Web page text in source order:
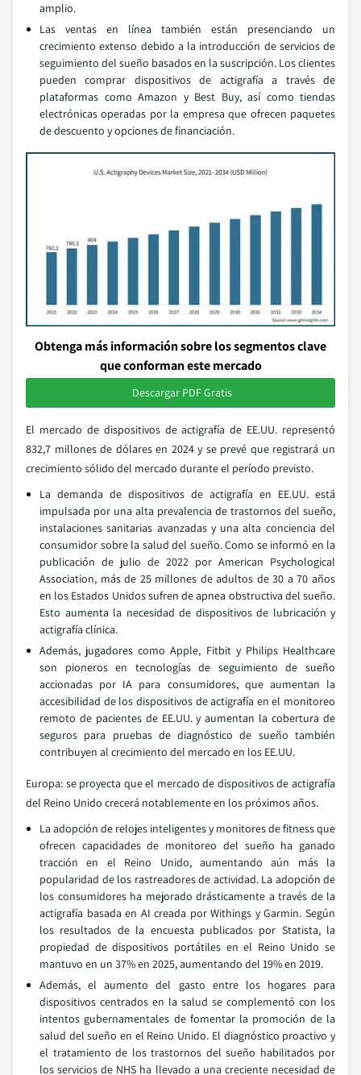
amplio.
Las ventas en línea también están presenciando un
crecimiento extenso debido a la introducción de servicios de
seguimiento del sueño basados en la suscripción. Los clientes
pueden comprar dispositivos de actigrafía a través de
plataformas como Amazon y Best Buy, así como tiendas
electrónicas operadas por la empresa que ofrecen paquetes
de descuento y opciones de financiación.
Obtenga más información sobre los segmentos clave
que conforman este mercado
Descargar PDF Gratis
El mercado de dispositivos de actigrafía de EE.UU. representó
832,7 millones de dólares en 2024 y se prevé que registrará un
crecimiento sólido del mercado durante el período previsto.
La demanda de dispositivos de actigrafía en EE.UU. está
impulsada por una alta prevalencia de trastornos del sueño,
instalaciones sanitarias avanzadas y una alta conciencia del
consumidor sobre la salud del sueño. Como se informó en la
publicación de julio de 2022 por American Psychological
Association, más de 25 millones de adultos de 30 a 70 años
en los Estados Unidos sufren de apnea obstructiva del sueño.
Esto aumenta la necesidad de dispositivos de lubricación y
actigrafía clínica.
Además, jugadores como Apple, Fitbit y Philips Healthcare
son pioneros en tecnologías de seguimiento de sueño
accionadas por IA para consumidores, que aumentan la
accesibilidad de los dispositivos de actigrafía en el monitoreo
remoto de pacientes de EE.UU. y aumentan la cobertura de
seguros para pruebas de diagnóstico de sueño también
contribuyen al crecimiento del mercado en los EE.UU.
Europa: se proyecta que el mercado de dispositivos de actigrafía
del Reino Unido crecerá notablemente en los próximos años.
La adopción de relojes inteligentes y monitores de fitness que
ofrecen capacidades de monitoreo del sueño ha ganado
tracción en el Reino Unido, aumentando aún más la
popularidad de los rastreadores de actividad. La adopción de
los consumidores ha mejorado drásticamente a través de la
actigrafía basada en AI creada por Withings y Garmin. Según
los resultados de la encuesta publicados por Statista, la
propiedad de dispositivos portátiles en el Reino Unido se
mantuvo en un 37% en 2025, aumentando del 19% en 2019.
Además, el aumento del gasto entre los hogares para
dispositivos centrados en la salud se complementó con los
intentos gubernamentales de fomentar la promoción de la
salud del sueño en el Reino Unido. El diagnóstico proactivo y
el tratamiento de los trastornos del sueño habilitados por
los servicios de NHS ha llevado a una creciente necesidad de